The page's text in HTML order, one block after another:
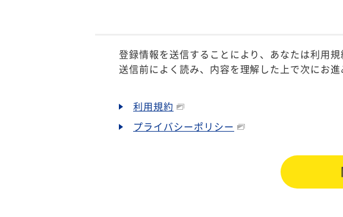
登録情報を送信することにより、あなたは利用
送信前によく読み、内容を理解した上で次にお進
利用規約
プライバシーポリシー